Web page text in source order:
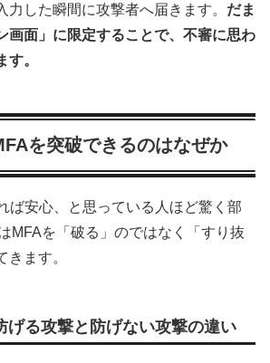
力した瞬間に攻撃者へ届きます。 だま
画面」に限定することで、不審に思わ
。
を突破できるのはなぜか
ば安心、と思っている人ほど驚く部
MFAを「破る」のではなく「すり抜
きます。
げる攻撃と防げない攻撃の違い